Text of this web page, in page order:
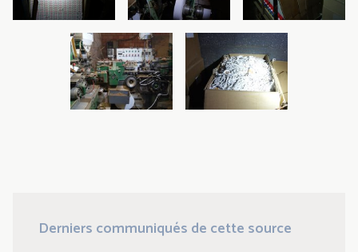
Derniers communiqués de cette source